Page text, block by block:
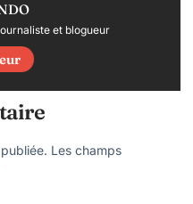
et blogueur
Les champs